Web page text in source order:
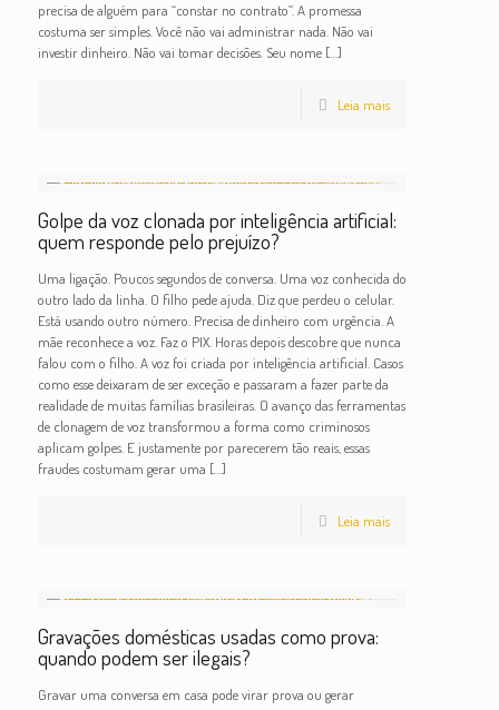
precisa de alguém para “constar no contrato”. A promessa
costuma ser simples. Você não vai administrar nada. Não vai
investir dinheiro. Não vai tomar decisões. Seu nome[…]
Leia mais
Golpe da voz clonada por inteligência artificial:
quem responde pelo prejuízo?
Uma ligação. Poucos segundos de conversa. Uma voz conhecida do
outro lado da linha. O filho pede ajuda. Diz que perdeu o celular.
Está usando outro número. Precisa de dinheiro com urgência. A
mãe reconhece a voz. Faz o PIX. Horas depois descobre que nunca
falou com o filho. A voz foi criada por inteligência artificial. Casos
como esse deixaram de ser exceção e passaram a fazer parte da
realidade de muitas famílias brasileiras. O avanço das ferramentas
de clonagem de voz transformou a forma como criminosos
aplicam golpes. E justamente por parecerem tão reais, essas
fraudes costumam gerar uma […]
Leia mais
Gravações domésticas usadas como prova:
quando podem ser ilegais?
Gravar uma conversa em casa pode virar prova ou gerar